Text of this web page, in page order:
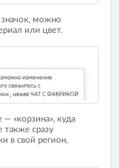
значок, можно
или цвет.
«корзина», куда
также сразу
в свой регион,